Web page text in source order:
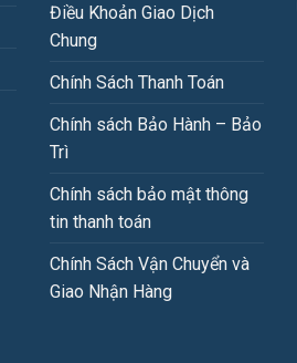
Điều Khoản Giao Dịch
Chung
Chính Sách Thanh Toán
Chính sách Bảo Hành – Bảo
Trì
Chính sách bảo mật thông
tin thanh toán
Chính Sách Vận Chuyển và
Giao Nhận Hàng